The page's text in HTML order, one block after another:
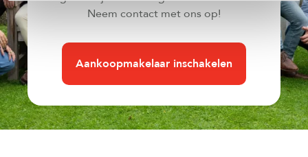
Neem contact met ons op!
Aankoopmakelaar inschakelen